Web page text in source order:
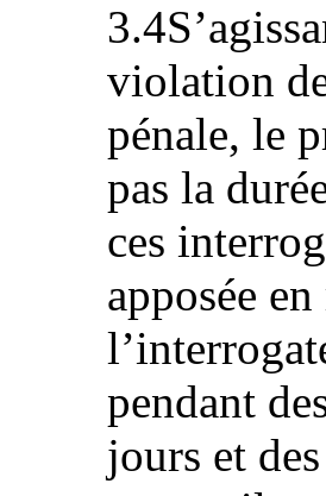
violation
pénale, le
pas la
ces
apposée
pendant
jours et